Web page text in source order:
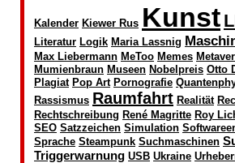
Kalender Kiewer Rus Kunst
Literatur Logik Maria Lassnig
Max Liebermann MeToo Memes
Mumienbraun Museen Nobelpreis Otto
Plagiat Pop Art Pornografie
Rassismus Raumfahrt Realität
Rechtschreibung René Magritte Roy
SEO Satzzeichen Simulation
Sprache Steampunk Suchmaschinen
Triggerwarnung USB Ukraine